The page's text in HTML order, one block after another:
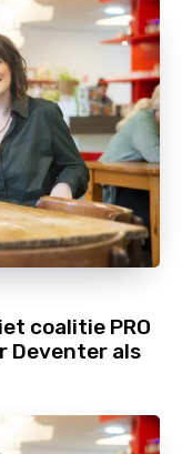
coalitie PRO
Deventer als